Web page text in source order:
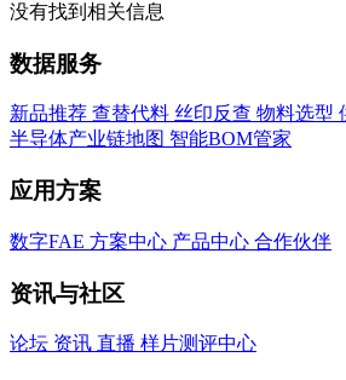
没有找到相关信息
数据服务
新品推荐 查替代料 丝印反查 物料选型
半导体产业链地图 智能BOM管家
应用方案
数字FAE 方案中心 产品中心 合作伙伴
资讯与社区
论坛 资讯 直播 样片测评中心